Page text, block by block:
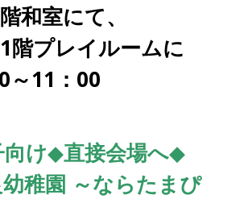
室にて、
プレイルームに
11：00
け◆直接会場へ◆
稚園 ～ならたまぴ